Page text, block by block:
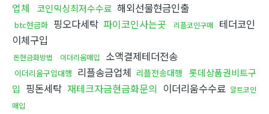
업체
코인믹싱최저수수료 해외선물현금인출
btc현금화 핑오다세탁 파이코인사는곳 리플코인구매
테더코인
이체구입
돈현금화방법 이더리움매입 소액결제테더전송
이더리움구입대행 리플송금업체 리플전송대행 롯데상품권비트구
입 핑돈세탁 재테크자금현금화문의 이더리움수수료 알트코인
매입